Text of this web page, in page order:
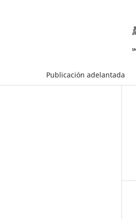
Publicación adelantada